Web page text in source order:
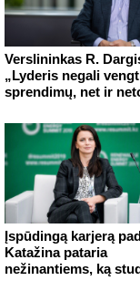
Verslininkas R.
„Lyderis negali
sprendimų, net ir
Įspūdingą karjerą
Katažina pataria
nežinantiems, ką